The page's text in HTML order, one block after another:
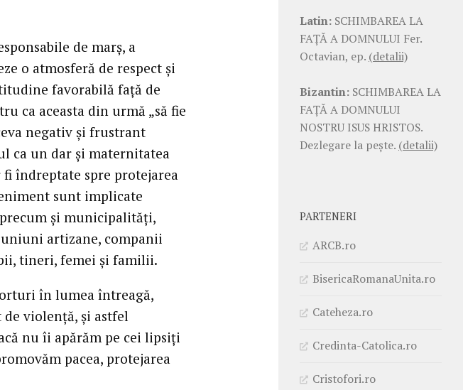
de marş, a
o atmosferă de respect şi
favorabilă faţă de
ca aceasta din urmă „să fie
negativ şi frustrant
ca un dar şi maternitatea
îndreptate spre protejarea
sunt implicate
şi municipalităţi,
artizane, companii
tineri, femei şi familii.
în lumea întreagă,
de violenţă, şi astfel
nu îi apărăm pe cei lipsiţi
pacea, protejarea
Latin: SCHIMBAREA LA
FAŢĂ A DOMNULUI Fer.
Octavian, ep. (detalii)
Bizantin: SCHIMBAREA LA
FAŢĂ A DOMNULUI
NOSTRU ISUS HRISTOS.
Dezlegare la pește. (detalii)
PARTENERI
ARCB.ro
BisericaRomanaUnita.ro
Cateheza.ro
Credinta-Catolica.ro
Cristofori.ro